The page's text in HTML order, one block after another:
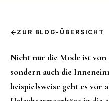
ZUR BLOG-ÜBERSICHT
Nicht nur die Mode ist
sondern auch die
beispielsweise geht es vor